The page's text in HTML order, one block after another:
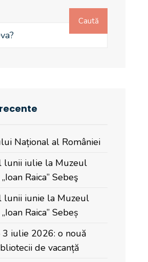
Caută
Național al României
lunii iulie la Muzeul
Raica” Sebeş
lunii iunie la Muzeul
Raica” Sebeș
3 iulie 2026: o nouă
de vacanță